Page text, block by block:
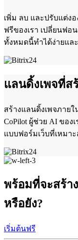
เพิ่ม ลบ และปรับแต่ง
ฟรีของเรา เปลี่ยนฟอ
ทั้งหมดนี้ทำได้ง่ายแล
แลนดิ้งเพจที่ส
สร้างแลนดิ้งเพจภาย
CoPilot ผู้ช่วย AI ของ
แบบฟอร์มเว็บที่เหมา
พร้อมที่จะสร้า
หรือยัง?
เริ่มต้นฟรี